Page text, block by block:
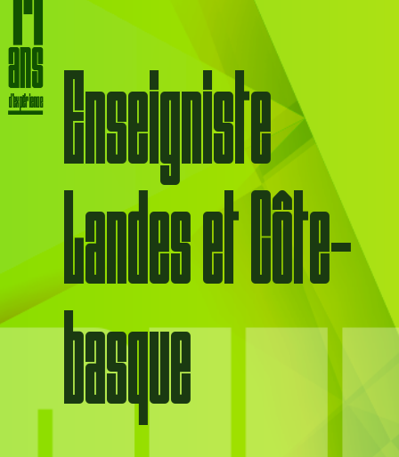
Enseigniste
Landes etCôte-
basque